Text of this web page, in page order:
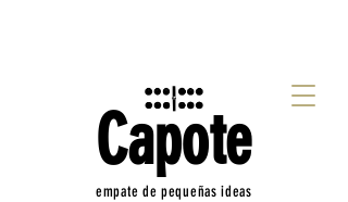
Capote
empate de pequeñas ideas